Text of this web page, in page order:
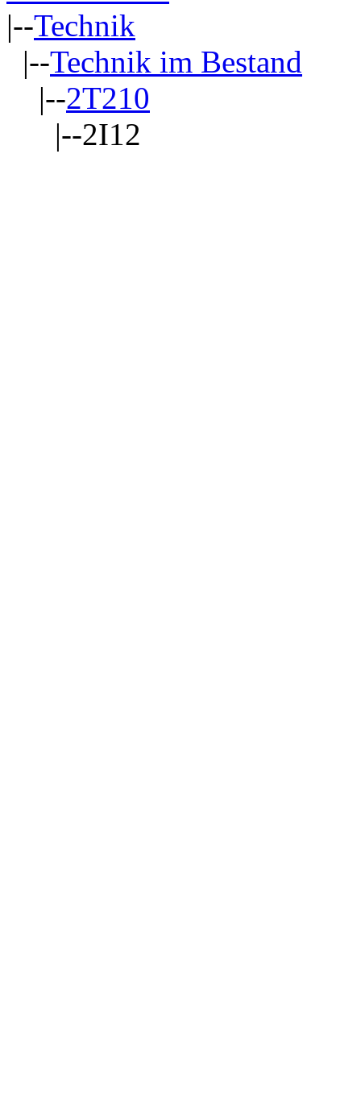
|--Technik
|--Technik im Bestand
|--2T210
|--2I12